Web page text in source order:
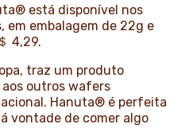
está disponível nos
em embalagem de 22g e
4,29.
traz um produto
outros wafers
Hanuta® é perfeita
vontade de comer algo